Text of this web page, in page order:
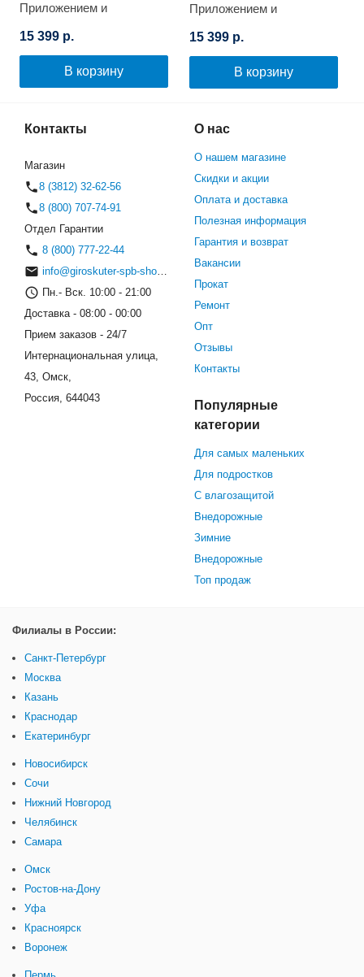
Приложением и
(Цветной огонь)
15 399 р.
В корзину
Приложением и
(Синее пламя)
15 399 р.
В корзину
Контакты
Магазин
8 (3812) 32-62-56
8 (800) 707-74-91
Отдел Гарантии
8 (800) 777-22-44
info@giroskuter-spb-shop.ru
Пн.- Вск. 10:00 - 21:00
Доставка - 08:00 - 00:00
Прием заказов - 24/7
Интернациональная улица,
43, Омск,
Россия, 644043
О нас
О нашем магазине
Скидки и акции
Оплата и доставка
Полезная информация
Гарантия и возврат
Вакансии
Прокат
Ремонт
Опт
Отзывы
Контакты
Популярные
категории
Для самых маленьких
Для подростков
С влагозащитой
Внедорожные
Зимние
Внедорожные
Топ продаж
Филиалы в России:
Санкт-Петербург
Москва
Казань
Краснодар
Екатеринбург
Новосибирск
Сочи
Нижний Новгород
Челябинск
Самара
Омск
Ростов-на-Дону
Уфа
Красноярск
Воронеж